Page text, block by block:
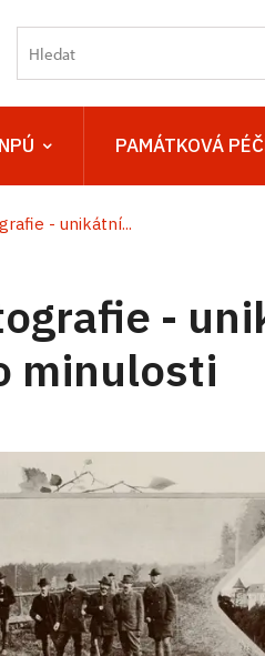
PAMÁTKOVÁ
- unikátní...
-
minulosti